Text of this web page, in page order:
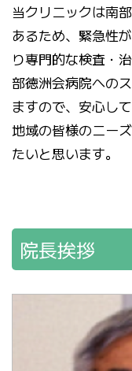
当クリニックは南
あるため、緊急性
り専門的な検査・
部徳洲会病院への
ますので、安心し
地域の皆様のニー
たいと思います。
院長挨拶